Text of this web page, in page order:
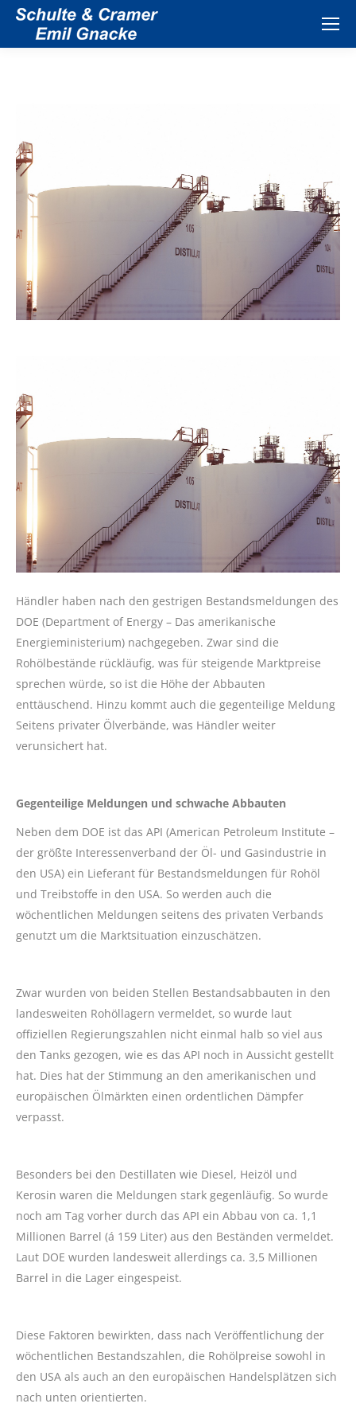
Händler haben nach den gestrigen Bestandsmeldungen des
DOE (Department of Energy – Das amerikanische
Energieministerium) nachgegeben. Zwar sind die
Rohölbestände rückläufig, was für steigende Marktpreise
sprechen würde, so ist die Höhe der Abbauten
enttäuschend. Hinzu kommt auch die gegenteilige Meldung
Seitens privater Ölverbände, was Händler weiter
verunsichert hat.
Gegenteilige Meldungen und schwache Abbauten
Neben dem DOE ist das API (American Petroleum Institute –
der größte Interessenverband der Öl- und Gasindustrie in
den USA) ein Lieferant für Bestandsmeldungen für Rohöl
und Treibstoffe in den USA. So werden auch die
wöchentlichen Meldungen seitens des privaten Verbands
genutzt um die Marktsituation einzuschätzen.
Zwar wurden von beiden Stellen Bestandsabbauten in den
landesweiten Rohöllagern vermeldet, so wurde laut
offiziellen Regierungszahlen nicht einmal halb so viel aus
den Tanks gezogen, wie es das API noch in Aussicht gestellt
hat. Dies hat der Stimmung an den amerikanischen und
europäischen Ölmärkten einen ordentlichen Dämpfer
verpasst.
Besonders bei den Destillaten wie Diesel, Heizöl und
Kerosin waren die Meldungen stark gegenläufig. So wurde
noch am Tag vorher durch das API ein Abbau von ca. 1,1
Millionen Barrel (á 159 Liter) aus den Beständen vermeldet.
Laut DOE wurden landesweit allerdings ca. 3,5 Millionen
Barrel in die Lager eingespeist.
Diese Faktoren bewirkten, dass nach Veröffentlichung der
wöchentlichen Bestandszahlen, die Rohölpreise sowohl in
den USA als auch an den europäischen Handelsplätzen sich
nach unten orientierten.